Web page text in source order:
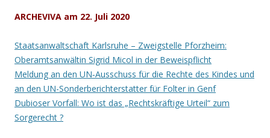
ARCHEVIVA am 22. Juli 2020
Staatsanwaltschaft Karlsruhe – Zweigstelle Pforzheim:
Oberamtsanwältin Sigrid Micol in der Beweispflicht
Meldung an den UN‑Ausschuss für die Rechte des Kindes und
an den UN-Sonderberichterstatter für Folter in Genf
Dubioser Vorfall: Wo ist das „Rechtskräftige Urteil“ zum
Sorgerecht ?